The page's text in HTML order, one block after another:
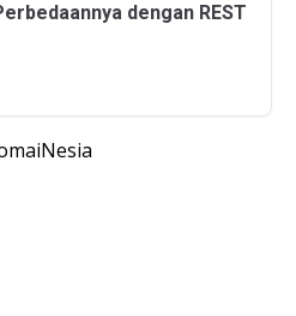
dengan REST